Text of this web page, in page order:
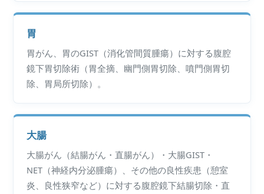
胃
胃がん、胃のGIST（消化管間質腫瘍）に対する腹腔
鏡下胃切除術（胃全摘、幽門側胃切除、噴門側胃切
除、胃局所切除）。
大腸
大腸がん（結腸がん・直腸がん）・大腸GIST・
NET（神経内分泌腫瘍）、その他の良性疾患（憩室
炎、良性狭窄など）に対する腹腔鏡下結腸切除・直